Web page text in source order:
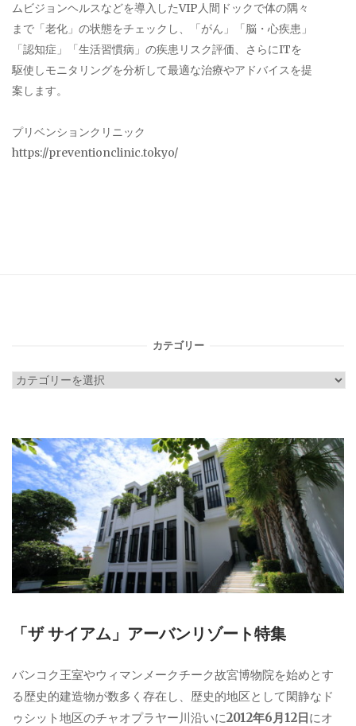
ムビジョンヘルスなどを導入したVIP人間ドックで体の隅々
まで「老化」の状態をチェックし、「がん」「脳・心疾患」
「認知症」「生活習慣病」の疾患リスク評価、さらにITを
駆使しモニタリングを分析して最適な治療やアドバイスを提
案します。
プリベンションクリニック
https://preventionclinic.tokyo/
カテゴリー
カ
リ
ー
「ザ サイアム」アーバンリゾート特集
バンコク王室やウィマンメークチーク故宮博物院を始めとす
る歴史的建造物が数多く存在し、歴史的地区として閑静なド
ゥシット地区のチャオプラヤー川沿いに2012年6月12日にオ